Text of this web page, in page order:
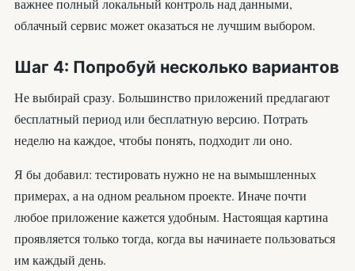
важнее полный локальный контроль над данными,
облачный сервис может оказаться не лучшим выбором.
Шаг 4: Попробуй несколько вариантов
Не выбирай сразу. Большинство приложений предлагают
бесплатный период или бесплатную версию. Потрать
неделю на каждое, чтобы понять, подходит ли оно.
Я бы добавил: тестировать нужно не на вымышленных
примерах, а на одном реальном проекте. Иначе почти
любое приложение кажется удобным. Настоящая картина
проявляется только тогда, когда вы начинаете пользоваться
им каждый день.